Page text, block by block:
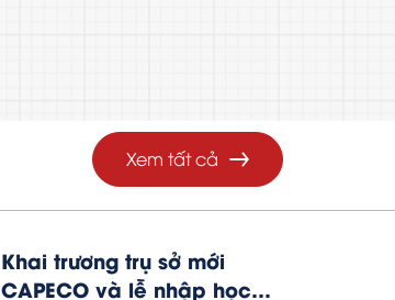
Khai trương trụ sở mới
CAPECO và lễ nhập học
Xem tất cả